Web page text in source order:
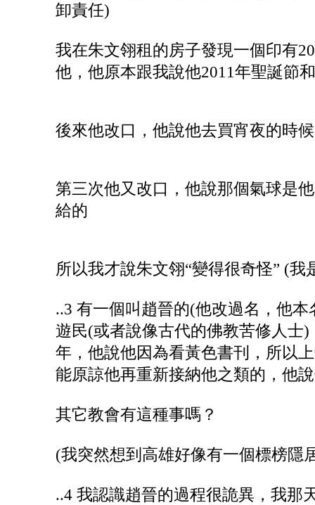
卸責任)
我在朱文翎租的房子發現一個印有
他，他原本跟我說他2011年聖誕節
後來他改口，他說他去買宵夜的時
第三次他又改口，他說那個氣球是
給的
所以我才說朱文翎“變得很奇怪” (
..3 有一個叫趙晉的(他改過名，他
遊民(或者說像古代的佛教苦修人士
年，他說他因為看黃色書刊，所以
能原諒他再重新接納他之類的，他
其它教會有這種事嗎？
(我突然想到高雄好像有一個標榜
..4 我認識趙晉的過程很詭異，我那